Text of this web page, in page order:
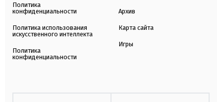
Политика
конфиденциальности
Политика использования
искусственного интеллекта
Политика
конфиденциальности
Архив
Карта сайта
Игры